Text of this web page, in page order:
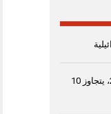
إنتاج القمح في مصر خلال موسم 2026، يتجاوز 10